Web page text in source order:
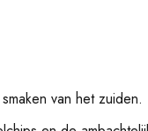
van het zuiden.